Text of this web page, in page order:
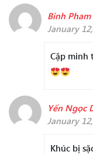
Binh Pham
January
Cặp minh
Yến Ngọc
January
Khúc bị